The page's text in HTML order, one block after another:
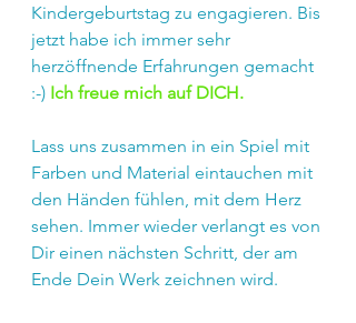
Kindergeburtstag zu engagieren. Bis
jetzt habe ich immer sehr
herzöffnende Erfahrungen gemacht
:-) Ich freue mich auf DICH.
Lass uns zusammen in ein Spiel mit
Farben und Material eintauchen mit
den Händen fühlen, mit dem Herz
sehen. Immer wieder verlangt es von
Dir einen nächsten Schritt, der am
Ende Dein Werk zeichnen wird.